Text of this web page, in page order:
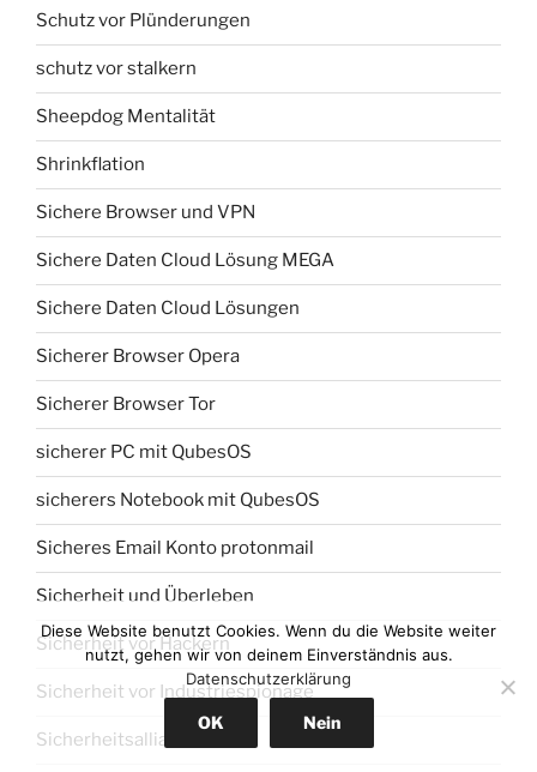
Schutz vor Plünderungen
schutz vor stalkern
Sheepdog Mentalität
Shrinkflation
Sichere Browser und VPN
Sichere Daten Cloud Lösung MEGA
Sichere Daten Cloud Lösungen
Sicherer Browser Opera
Sicherer Browser Tor
sicherer PC mit QubesOS
sicherers Notebook mit QubesOS
Sicheres Email Konto protonmail
Sicherheit und Überleben
Sicherheit vor Hackern
Sicherheit vor Industriespionage
Sicherheitsallianz AUKUS
Diese Website benutzt Cookies. Wenn du die Website weiter
nutzt, gehen wir von deinem Einverständnis aus.
Datenschutzerklärung
OK Nein